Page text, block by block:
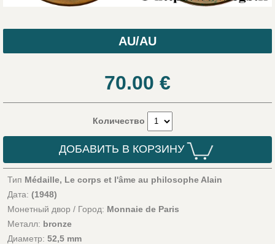
AU/AU
70.00 €
Количество
ДОБАВИТЬ В КОРЗИНУ
Тип Médaille, Le corps et l'âme au philosophe Alain
Дата: (1948)
Монетный двор / Город: Monnaie de Paris
Металл: bronze
Диаметр: 52,5 mm